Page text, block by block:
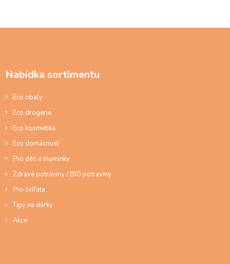
n
Nabídka sortimentu
Eco obaly
Eco drogerie
Eco kosmetika
Eco domácnost
Pro děti a maminky
Zdravé potraviny / BIO potraviny
Pro zvířata
Tipy na dárky
Akce